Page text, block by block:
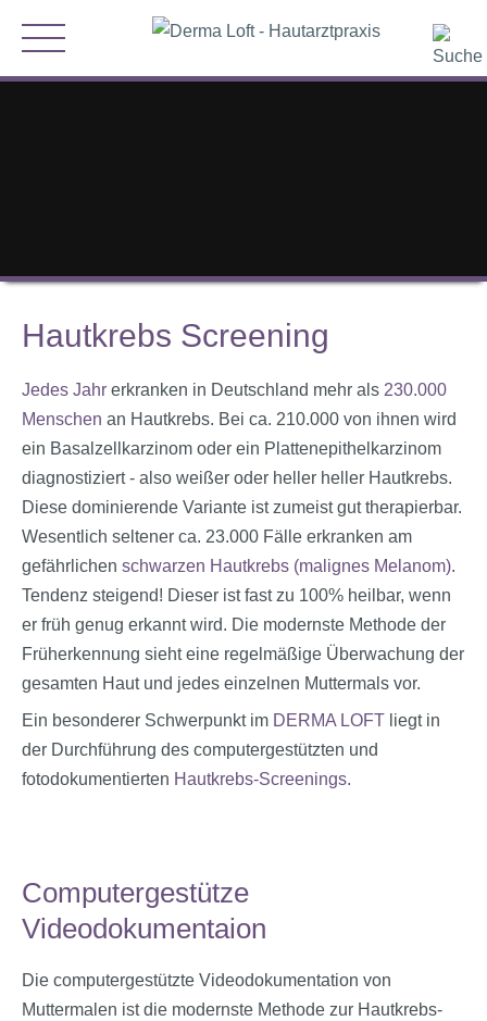
Hautkrebs Screening
Jedes Jahr erkranken in Deutschland mehr als 230.000
Menschen an Hautkrebs. Bei ca. 210.000 von ihnen wird
ein Basalzellkarzinom oder ein Plattenepithelkarzinom
diagnostiziert - also weißer oder heller heller Hautkrebs.
Diese dominierende Variante ist zumeist gut therapierbar.
Wesentlich seltener ca. 23.000 Fälle erkranken am
gefährlichen schwarzen Hautkrebs (malignes Melanom).
Tendenz steigend! Dieser ist fast zu 100% heilbar, wenn
er früh genug erkannt wird. Die modernste Methode der
Früherkennung sieht eine regelmäßige Überwachung der
gesamten Haut und jedes einzelnen Muttermals vor.
Ein besonderer Schwerpunkt im DERMA LOFT liegt in
der Durchführung des computer­gestützten und
fotodokumentierten Hautkrebs-Screenings.
Computergestütze
Videodokumentaion
Die computer­gestützte Videodokumentation von
Muttermalen ist die modernste Methode zur Hautkrebs-